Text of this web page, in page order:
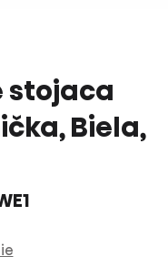
stojaca
Biela,